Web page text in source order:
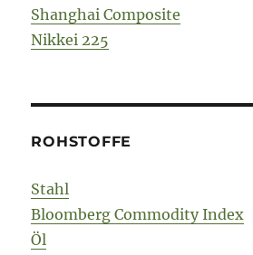
Shanghai Composite
Nikkei 225
ROHSTOFFE
Stahl
Bloomberg Commodity Index
Öl